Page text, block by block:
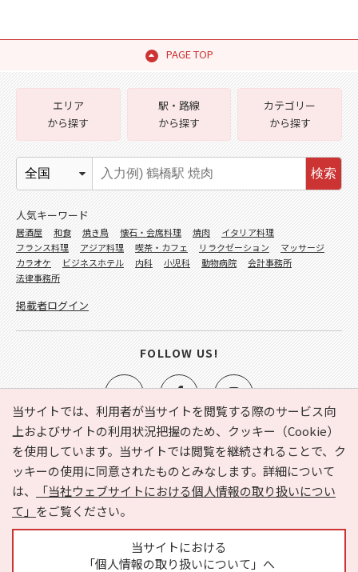
PAGE TOP
当サイトでは、利用者が当サイトを閲覧する際のサービス向
上およびサイトの利用状況把握のため、クッキー（Cookie）
を使用しています。当サイトでは閲覧を継続されることで、ク
ッキーの使用に同意されたものとみなします。詳細について
は、
「当社ウェブサイトにおける個人情報の取り扱いについ
て」 をご覧ください。
当サイトにおける
「個人情報の取り扱いについて」へ
e-NAVITA（イーナビタ）とは？ お気に入り
ヘルプ
利用規約
個人情報の取り扱いについて
運営会社
サイトマップ
広告掲載に関するお問い合わせ
エリア
から探す
駅・路線
から探す
カテゴリー
から探す
検索
人気キーワード
居酒屋 和食 焼き鳥 懐石・会席料理 焼肉
イタリア料理
フランス料理
アジア料理 喫茶・カフェ リラクゼーション
マッサージ
カラオケ
ビジネスホテル 内科 小児科 動物病院
会計事務所
法律事務所
掲載者ログイン
FOLLOW US!